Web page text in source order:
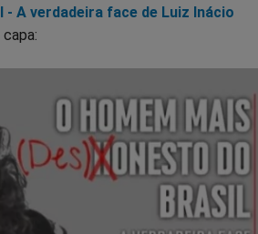
- A verdadeira face de Luiz Inácio
capa: